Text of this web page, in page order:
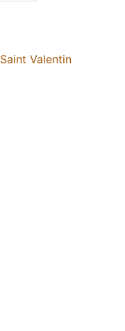
Saint Valentin